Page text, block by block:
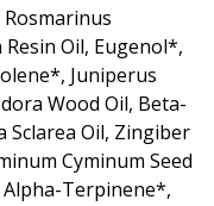
Oil, Eugenol*,
Juniperus
Wood Oil, Beta-
Sclarea Oil, Zingiber
Cyminum Seed
Alpha-Terpinene*,